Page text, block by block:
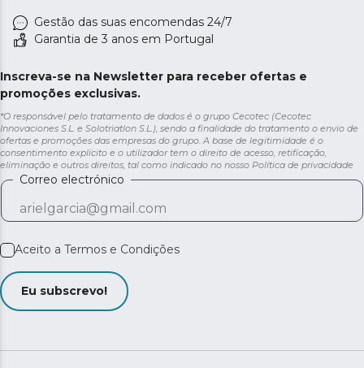
Gestão das suas encomendas 24/7
Garantia de 3 anos em Portugal
Inscreva-se na Newsletter para receber ofertas e
promoções exclusivas.
*O responsável pelo tratamento de dados é o grupo Cecotec (Cecotec
Innovaciones S.L. e Solotriatlon S.L.), sendo a finalidade do tratamento o envio de
ofertas e promoções das empresas do grupo. A base de legitimidade é o
consentimento explícito e o utilizador tem o direito de acesso, retificação,
eliminação e outros direitos, tal como indicado no nosso Política de privacidade
Correo electrónico
Aceito a Termos e Condições
Eu subscrevo!